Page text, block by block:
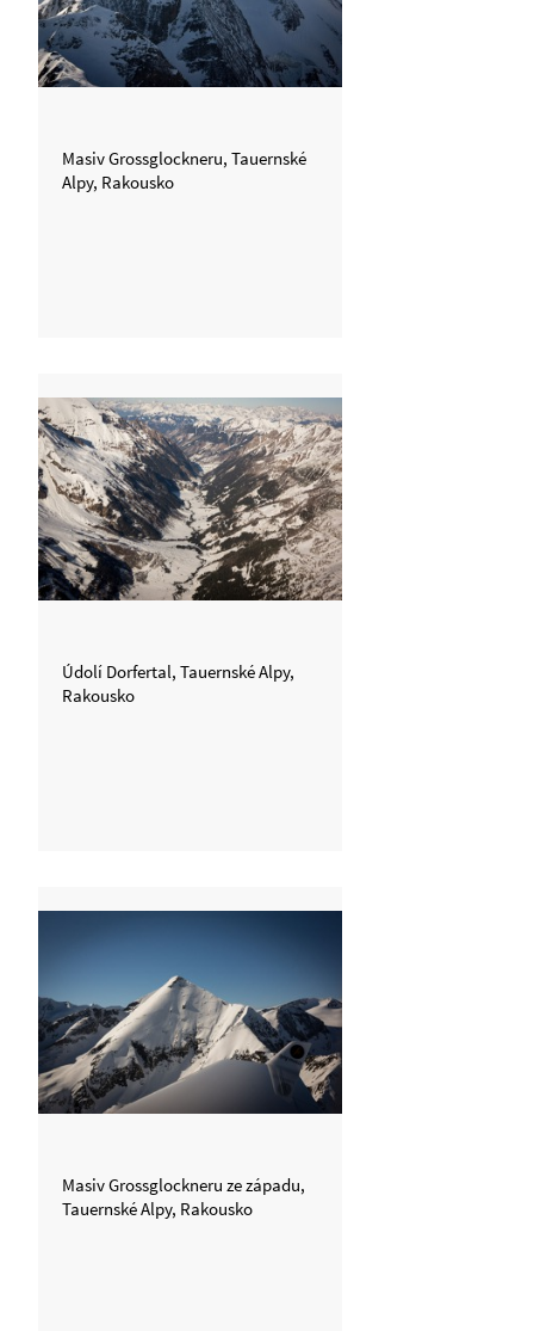
Masiv Grossglockneru, Tauernské
Alpy, Rakousko
Údolí Dorfertal, Tauernské Alpy,
Rakousko
Masiv Grossglockneru ze západu,
Tauernské Alpy, Rakousko